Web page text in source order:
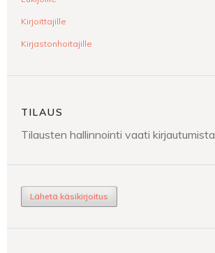
Kirjoittajille
Kirjastonhoitajille
TILAUS
Tilausten hallinnointi vaati kirjautumista.
Lähetä käsikirjoitus